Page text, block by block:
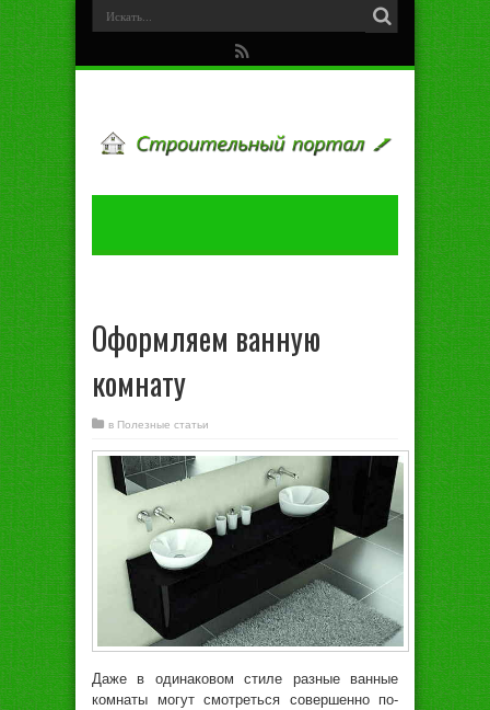
Оформляем ванную
комнату
в Полезные статьи
Даже в одинаковом стиле разные ванные
комнаты могут смотреться совершенно по-